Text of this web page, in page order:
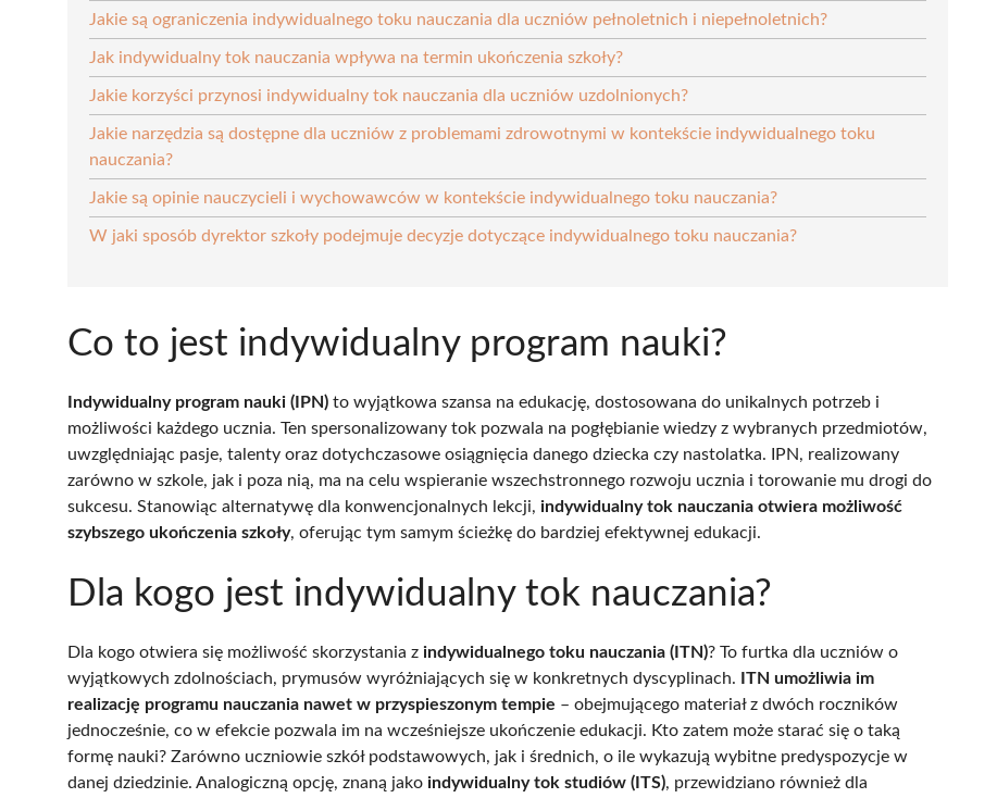
Jakie są ograniczenia indywidualnego toku nauczania dla uczniów pełnoletnich i niepełnoletnich?
Jak indywidualny tok nauczania wpływa na termin ukończenia szkoły?
Jakie korzyści przynosi indywidualny tok nauczania dla uczniów uzdolnionych?
Jakie narzędzia są dostępne dla uczniów z problemami zdrowotnymi w kontekście indywidualnego toku
nauczania?
Jakie są opinie nauczycieli i wychowawców w kontekście indywidualnego toku nauczania?
W jaki sposób dyrektor szkoły podejmuje decyzje dotyczące indywidualnego toku nauczania?
Co to jest indywidualny program nauki?
Indywidualny program nauki (IPN) to wyjątkowa szansa na edukację, dostosowana do unikalnych potrzeb i
możliwości każdego ucznia. Ten spersonalizowany tok pozwala na pogłębianie wiedzy z wybranych przedmiotów,
uwzględniając pasje, talenty oraz dotychczasowe osiągnięcia danego dziecka czy nastolatka. IPN, realizowany
zarówno w szkole, jak i poza nią, ma na celu wspieranie wszechstronnego rozwoju ucznia i torowanie mu drogi do
sukcesu. Stanowiąc alternatywę dla konwencjonalnych lekcji, indywidualny tok nauczania otwiera możliwość
szybszego ukończenia szkoły, oferując tym samym ścieżkę do bardziej efektywnej edukacji.
Dla kogo jest indywidualny tok nauczania?
Dla kogo otwiera się możliwość skorzystania z indywidualnego toku nauczania (ITN)? To furtka dla uczniów o
wyjątkowych zdolnościach, prymusów wyróżniających się w konkretnych dyscyplinach.
ITN umożliwia im
realizację programu nauczania nawet w przyspieszonym tempie – obejmującego materiał z dwóch roczników
jednocześnie, co w efekcie pozwala im na wcześniejsze ukończenie edukacji. Kto zatem może starać się o taką
formę nauki? Zarówno uczniowie szkół podstawowych, jak i średnich, o ile wykazują wybitne predyspozycje w
danej dziedzinie. Analogiczną opcję, znaną jako indywidualny tok studiów (ITS), przewidziano również dla